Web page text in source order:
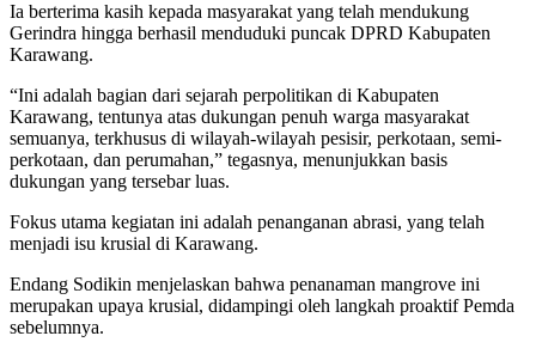
Ia berterima kasih kepada masyarakat yang telah mendukung
Gerindra hingga berhasil menduduki puncak DPRD Kabupaten
Karawang.
“Ini adalah bagian dari sejarah perpolitikan di Kabupaten
Karawang, tentunya atas dukungan penuh warga masyarakat
semuanya, terkhusus di wilayah-wilayah pesisir, perkotaan, semi-
perkotaan, dan perumahan,” tegasnya, menunjukkan basis
dukungan yang tersebar luas.
Fokus utama kegiatan ini adalah penanganan abrasi, yang telah
menjadi isu krusial di Karawang.
Endang Sodikin menjelaskan bahwa penanaman mangrove ini
merupakan upaya krusial, didampingi oleh langkah proaktif Pemda
sebelumnya.